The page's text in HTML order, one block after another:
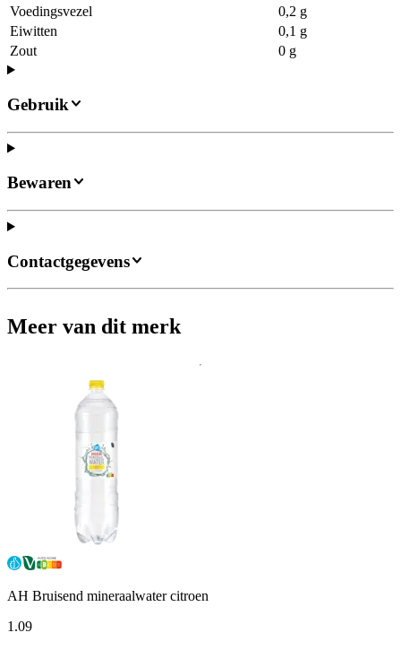
Voedingsvezel
0,2 g
Eiwitten
0,1 g
Zout
0 g
Gebruik
Bewaren
Contactgegevens
Meer van dit merk
AH Bruisend mineraalwater citroen
1 .09